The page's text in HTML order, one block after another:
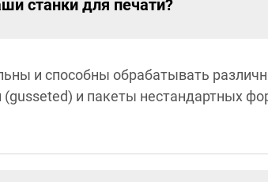
станки для печати?
и способны обрабатывать
и пакеты нестандартных